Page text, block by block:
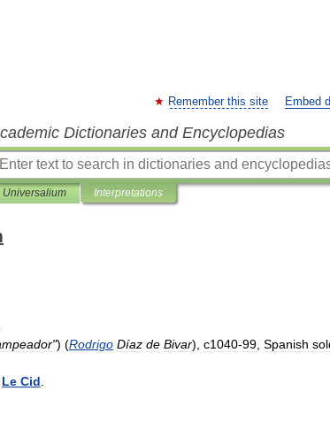
Remember this site Embed
Dictionaries and Encyclopedias
Universalium Interpretations
") (Rodrigo Díaz de Bivar), c1040-99 Spanish
Le Cid